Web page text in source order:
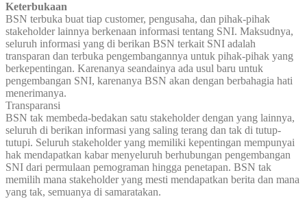
Keterbukaan
BSN terbuka buat tiap customer, pengusaha, dan pihak-pihak
stakeholder lainnya berkenaan informasi tentang SNI. Maksudnya,
seluruh informasi yang di berikan BSN terkait SNI adalah
transparan dan terbuka pengembangannya untuk pihak-pihak yang
berkepentingan. Karenanya seandainya ada usul baru untuk
pengembangan SNI, karenanya BSN akan dengan berbahagia hati
menerimanya.
Transparansi
BSN tak membeda-bedakan satu stakeholder dengan yang lainnya,
seluruh di berikan informasi yang saling terang dan tak di tutup-
tutupi. Seluruh stakeholder yang memiliki kepentingan mempunyai
hak mendapatkan kabar menyeluruh berhubungan pengembangan
SNI dari permulaan pemograman hingga penetapan. BSN tak
memilih mana stakeholder yang mesti mendapatkan berita dan mana
yang tak, semuanya di samaratakan.